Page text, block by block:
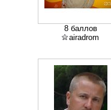
8 баллов
airadrom